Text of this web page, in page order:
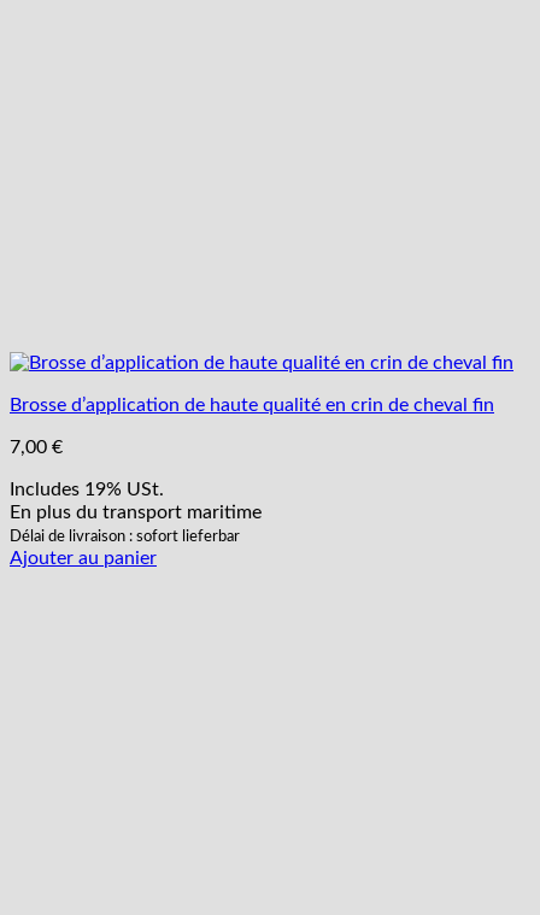
Brosse d’application de haute qualité en crin de cheval fin
7,00 €
Includes 19% USt.
En plus du transport maritime
Délai de livraison : sofort lieferbar
Ajouter au panier